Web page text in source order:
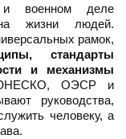
и военном деле
жизни людей.
рамок,
стандарты
и механизмы
ОЭСР и
руководства,
человеку, а